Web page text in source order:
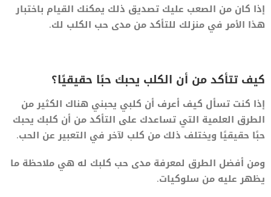
إذا كان من الصعب عليك تصديق ذلك يمكنك القيام باختبار
هذا الأمر في منزلك للتأكد من مدى حب الكلب لك.
كيف تتأكد من أن الكلب يحبك حبًا حقيقيًا؟
إذا كنت تسأل كيف أعرف أن كلبي يحبني هناك الكثير من
الطرق العلمية التي تساعدك على التأكد من أن كلبك يحبك
حبًا حقيقيًا ويختلف ذلك من كلب لآخر في التعبير عن الحب.
ومن أفضل الطرق لمعرفة مدى حب كلبك له هي ملاحظة ما
يظهر عليه من سلوكيات.